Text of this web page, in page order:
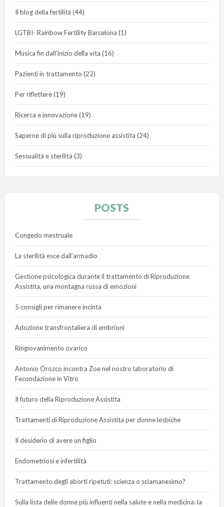
Il blog della fertilità (44)
LGTBI- Rainbow Fertility Barcelona (1)
Musica fin dall'inizio della vita (16)
Pazienti in trattamento (22)
Per riflettere(19)
Ricerca e innovazione(19)
Saperne di più sulla riproduzione assistita (24)
Sessualità e sterilità (3)
POSTS
Congedo mestruale
La sterilità esce dall’armadio
Gestione psicologica durante il trattamento di Riproduzione
Assistita, una montagna russa di emozioni
5 consigli per rimanere incinta
Adozione transfrontaliera di embrioni
Ringiovanimento ovarico
Antonio Orozco incontra Zoe nel nostro laboratorio di
Fecondazione in Vitro
Il futuro della Riproduzione Assistita
Trattamenti di Riproduzione Assistita per donne lesbiche
Il desiderio di avere un figlio
Endometriosi e infertilità
Trattamento degli aborti ripetuti: scienza o sciamanesimo?
Sulla lista delle donne più influenti nella salute e nella medicina: la